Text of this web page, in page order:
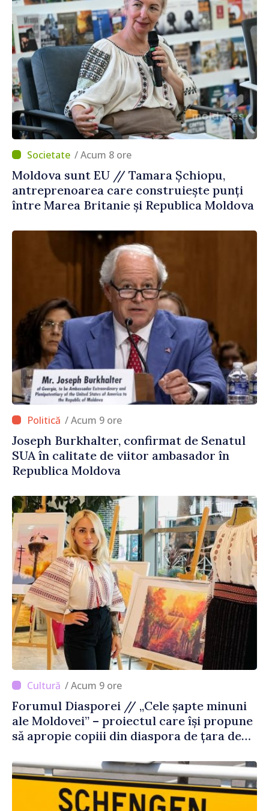
/ Acum 8 ore
Moldova sunt EU // Tamara Șchiopu,
antreprenoarea care construiește punți
între Marea Britanie și Republica Moldova
/ Acum 9 ore
Joseph Burkhalter, confirmat de Senatul
SUA în calitate de viitor ambasador în
Republica Moldova
/ Acum 9 ore
Forumul Diasporei // „Cele șapte minuni
ale Moldovei” – proiectul care își propune
să apropie copiii din diaspora de țara de